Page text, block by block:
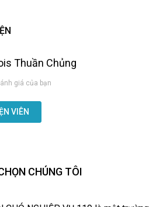
Thuần Chủng
giá của bạn
VIÊN
CHÚNG TÔI